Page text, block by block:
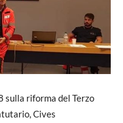
sulla riforma del Terzo
Cives